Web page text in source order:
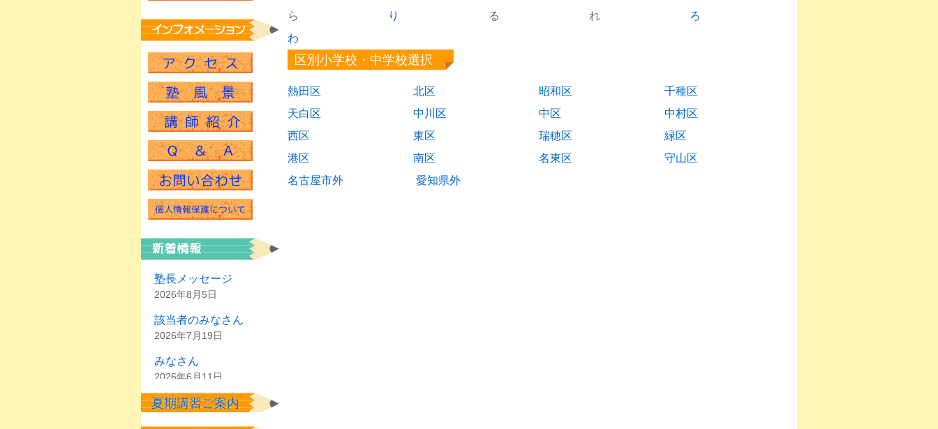
ら
り る れ
ろ
わ
区別小学校・中学校選択
熱田区 北区 昭和区
千種区
天白区
中川区 中区
中村区
西区
東区 瑞穂区
緑区
港区
南区 名東区
守山区
名古屋市外
愛知県外
塾長メッセージ
2026年8月5日
該当者のみなさん
2026年7月19日
みなさん
2026年6月11日
塾生のみなさん
夏期講習ご案内